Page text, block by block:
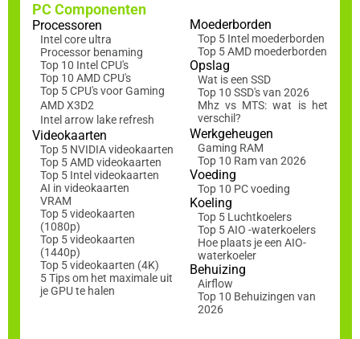
PC Componenten
Processoren
Intel core ultra
Processor benaming
Top 10 Intel CPU's
Top 10 AMD CPU's
Top 5 CPU's voor Gaming
AMD X3D2
Intel arrow lake refresh
Videokaarten
Top 5 NVIDIA videokaarten
Top 5 AMD videokaarten
Top 5 Intel videokaarten
AI in videokaarten
VRAM
Top 5 videokaarten
(1080p)
Top 5 videokaarten
(1440p)
Top 5 videokaarten (4K)
5 Tips om het maximale uit
je GPU te halen
Moederborden
Top 5 Intel moederborden
Top 5 AMD moederborden
Opslag
Wat is een SSD
Top 10 SSD's van 2026
Mhz vs MTS: wat is het
verschil?
Werkgeheugen
Gaming RAM
Top 10 Ram van 2026
Voeding
Top 10 PC voeding
Koeling
Top 5 Luchtkoelers
Top 5 AIO -waterkoelers
Hoe plaats je een AIO-
waterkoeler
Behuizing
Airflow
Top 10 Behuizingen van
2026